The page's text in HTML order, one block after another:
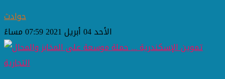
حوادث
الأحد 04 أبريل 2021 07:59 مساءً